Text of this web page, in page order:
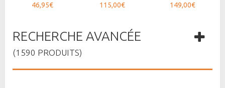
46,95€
115,00€
149,00€
RECHERCHE AVANCÉE
(1590 PRODUITS)